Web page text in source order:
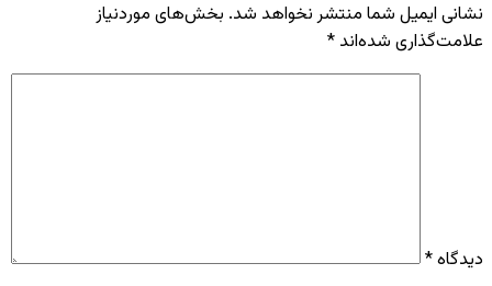
نشانی ایمیل شما منتشر نخواهد شد. بخش‌های موردنیاز
علامت‌گذاری شده‌اند *
دیدگاه*